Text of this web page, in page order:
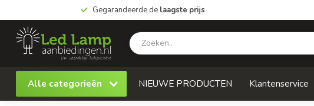
Gegarandeerde de laagste prijs
Alle categorieën NIEUWE PRODUCTEN Klantenservice